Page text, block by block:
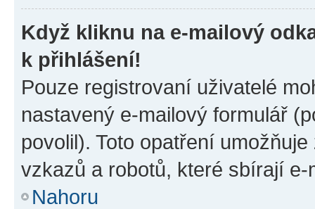
Když kliknu na e-mailový
k přihlášení!
Pouze registrovaní uživatelé
nastavený e-mailový formulář
povolil). Toto opatření
vzkazů a robotů, které sbírají e-
Nahoru